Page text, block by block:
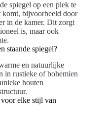
spiegel op een plek te
komt, bijvoorbeeld door
in de kamer. Dit zorgt
is, maar ook
staande spiegel?
en natuurlijke
in rustieke of bohemien
houten
elke stijl van